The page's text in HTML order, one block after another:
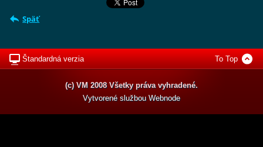
Späť
Štandardná verzia To Top
(c) VM 2008 Všetky práva vyhradené.
Vytvorené službou Webnode